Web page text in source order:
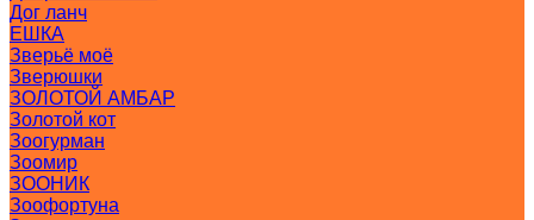
Дог ланч
ЕШКА
Зверьё моё
Зверюшки
ЗОЛОТОЙ АМБАР
Золотой кот
Зоогурман
Зоомир
ЗООНИК
Зоофортуна